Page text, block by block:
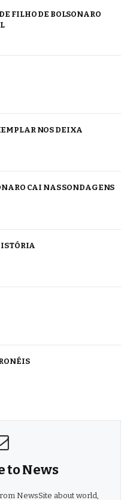
FILHO DE BOLSONARO
NOS DEIXA
CAI NAS SONDAGENS
to News
NewsSite about world,